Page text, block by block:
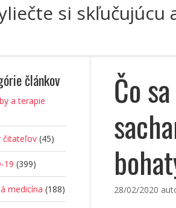
si
Čo
28/02/2020
článkov
a terapie
čitateľov (45)
19 (399)
medicína (188)